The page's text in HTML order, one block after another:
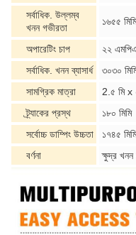
সর্বাধিক. উল্লম্ব
খনন গভীরতা
১৬৫৫ মিমি
অপারেটিং চাপ
২২ এমপিএ
সর্বাধিক. খনন ব্যাসার্ধ
৩০৩০
সামগ্রিক মাত্রা
2.৫ মি x
ট্র্যাকের প্রস্থ
১৮০ মিমি
সর্বোচ্চ ডাম্পিং উচ্চতা
১৭৪৫ মিমি
বর্ণনা
ক্ষুদ্র খনন